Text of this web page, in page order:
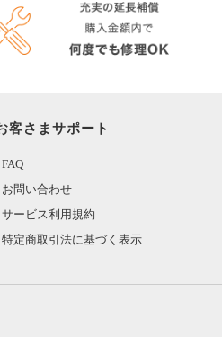
客さまサポート
FAQ
お問い合わせ
サービス利用規約
特定商取引法に基づく表示